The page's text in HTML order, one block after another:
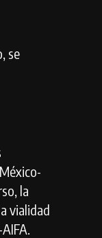
se
la
vialidad